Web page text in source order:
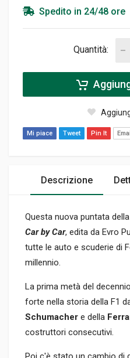
Spedito in 24/48 ore
Quantità:
Mi piace Tweet Pin It
Descrizione
Questa nuova puntata
Car by Car, edita da Evro
tutte le auto e scuderie di
millennio.
La prima metà del
forte nella storia della F1
Schumacher e della
costruttori consecutivi.